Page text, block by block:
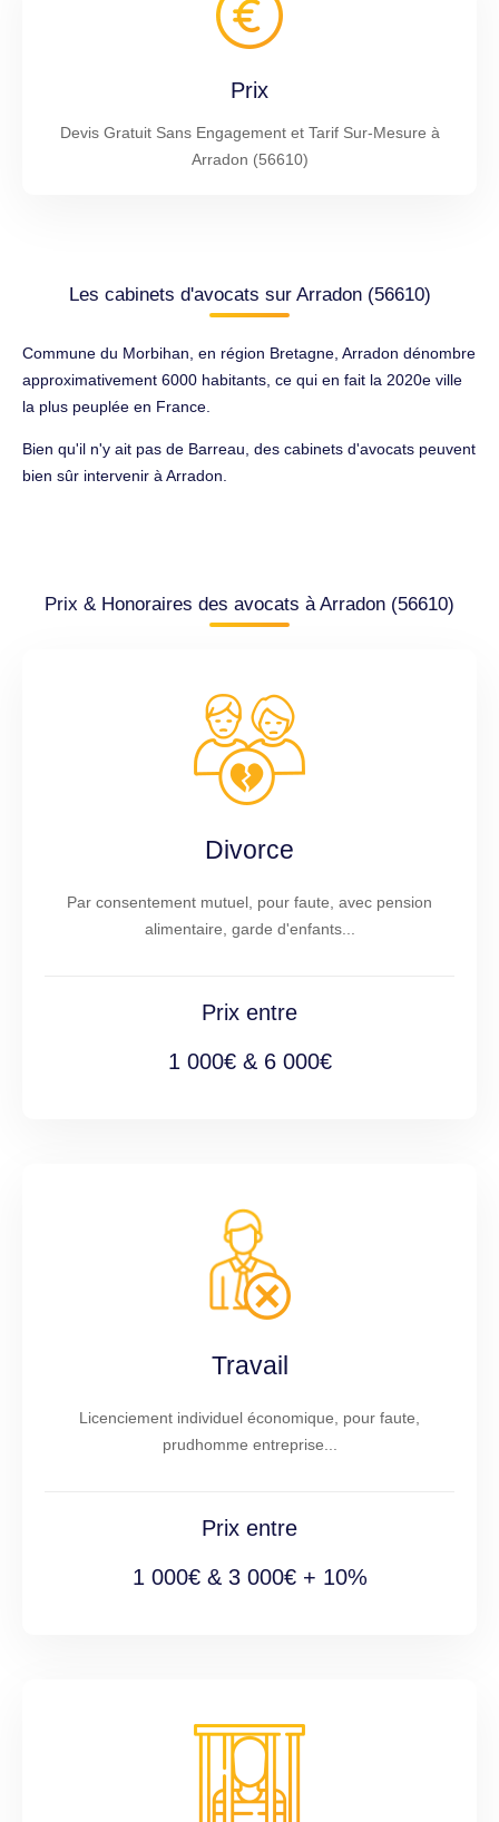
Prix
Devis Gratuit Sans Engagement et Tarif Sur-Mesure à
Arradon (56610)
Les cabinets d'avocats sur Arradon (56610)
Commune du Morbihan, en région Bretagne, Arradon dénombre
approximativement 6000 habitants, ce qui en fait la 2020e ville
la plus peuplée en France.
Bien qu'il n'y ait pas de Barreau, des cabinets d'avocats peuvent
bien sûr intervenir à Arradon.
Prix & Honoraires des avocats à Arradon (56610)
Divorce
Par consentement mutuel, pour faute, avec pension
alimentaire, garde d'enfants...
Prix entre
1 000€ & 6 000€
Travail
Licenciement individuel économique, pour faute,
prudhomme entreprise...
Prix entre
1 000€ & 3 000€ + 10%